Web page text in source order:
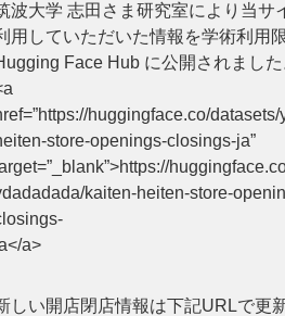
波大学 志田さま研究室により当サ
用していただいた情報を学術利用
Face Hub に公開されました
huggingface.co/
store-openings-closings-ja”
kaiten-heiten-store-
a>
しい開店閉店情報は下記URLで更